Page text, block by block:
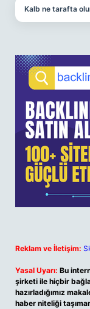
Kalb ne tarafta
Reklam ve İletişim:
Yasal Uyarı: Bu
şirketi ile hiçbir
hazırladığımız
haber niteliği